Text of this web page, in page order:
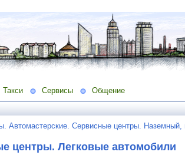
Такси Сервисы Общение
Автомастерские. Сервисные центры.
центры. Легковые автомобили